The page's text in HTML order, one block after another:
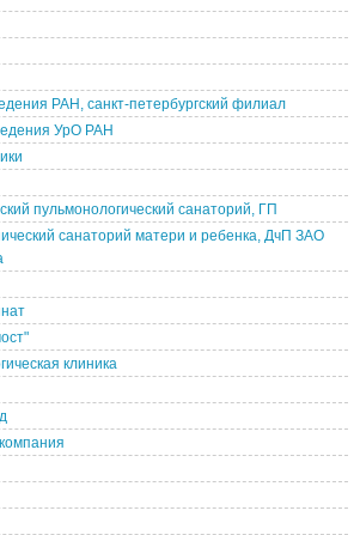
РАН, санкт-петербургский филиал
УрО РАН
пульмонологический санаторий, ГП
санаторий матери и ребенка, ДчП ЗАО
клиника